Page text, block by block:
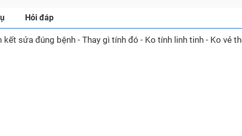
Hỏi đáp
sửa đúng bệnh - Thay gì tính đó - Ko tính linh tinh - Ko vẻ